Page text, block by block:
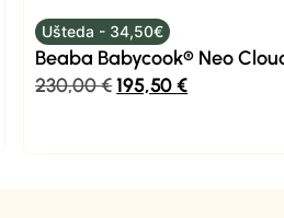
Ušteda - 34,50€
Beaba Babycook® Neo
230,00€195,50€